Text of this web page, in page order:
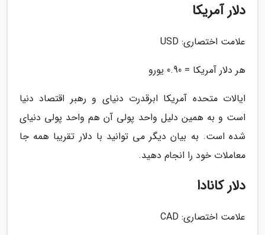
دلار آمریکا
علامت اختصاری: USD
هر دلار آمریکا = 0.90 یورو
ایالات متحده آمریکا ابرقدرت دنیای و رهبر اقتصاد دنیا
است و به همین دلیل واحد پولی آن هم واحد پولی دنیای
شده است. به بیان دیگر می توانید با دلار تقریبا همه جا
معاملات خود را انجام دهید.
دلار کانادا
علامت اختصاری: CAD